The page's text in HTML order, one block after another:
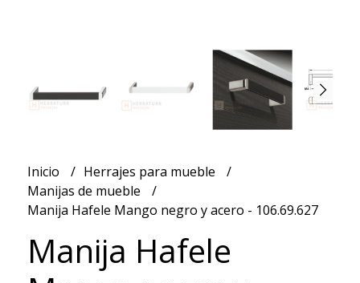
Inicio
Herrajes para mueble
Manijas de mueble
Manija Hafele Mango negro y acero - 106.69.627
Manija Hafele